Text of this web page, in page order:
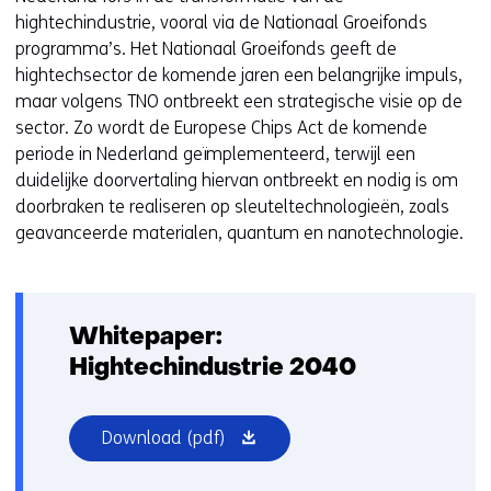
hightechindustrie, vooral via de Nationaal Groeifonds
programma’s. Het Nationaal Groeifonds geeft de
hightechsector de komende jaren een belangrijke impuls,
maar volgens TNO ontbreekt een strategische visie op de
sector. Zo wordt de Europese Chips Act de komende
periode in Nederland geïmplementeerd, terwijl een
duidelijke doorvertaling hiervan ontbreekt en nodig is om
doorbraken te realiseren op sleuteltechnologieën, zoals
geavanceerde materialen, quantum en nanotechnologie.
Whitepaper:
Hightechindustrie 2040
Download (pdf) (opent
in